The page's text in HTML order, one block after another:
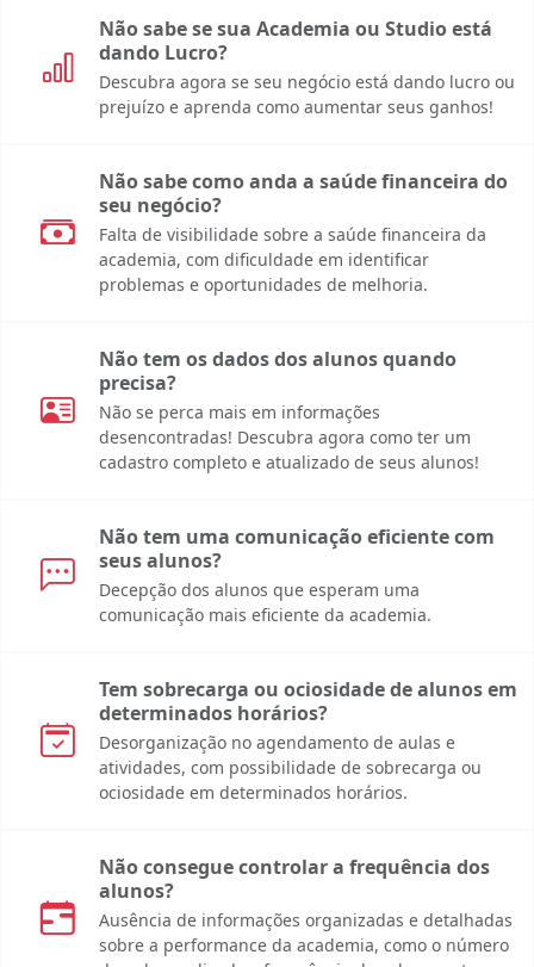
Não sabe se sua Academia ou Studio está
dando Lucro?
Descubra agora se seu negócio está dando lucro ou
prejuízo e aprenda como aumentar seus ganhos!
Não sabe como anda a saúde financeira do
seu negócio?
Falta de visibilidade sobre a saúde financeira da
academia, com dificuldade em identificar
problemas e oportunidades de melhoria.
Não tem os dados dos alunos quando
precisa?
Não se perca mais em informações
desencontradas! Descubra agora como ter um
cadastro completo e atualizado de seus alunos!
Não tem uma comunicação eficiente com
seus alunos?
Decepção dos alunos que esperam uma
comunicação mais eficiente da academia.
Tem sobrecarga ou ociosidade de alunos em
determinados horários?
Desorganização no agendamento de aulas e
atividades, com possibilidade de sobrecarga ou
ociosidade em determinados horários.
Não consegue controlar a frequência dos
alunos?
Ausência de informações organizadas e detalhadas
sobre a performance da academia, como o número